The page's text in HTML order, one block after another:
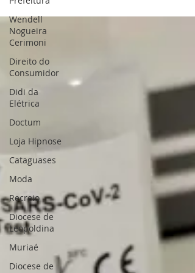
Wendell
Nogueira
Cerimoni
Direito do
Consumidor
Didi da
Elétrica
Doctum
Loja Hipnose
Cataguases
Moda
Recreio
Diocese de
Leopoldina
Muriaé
Diocese de
novo Coronavírus